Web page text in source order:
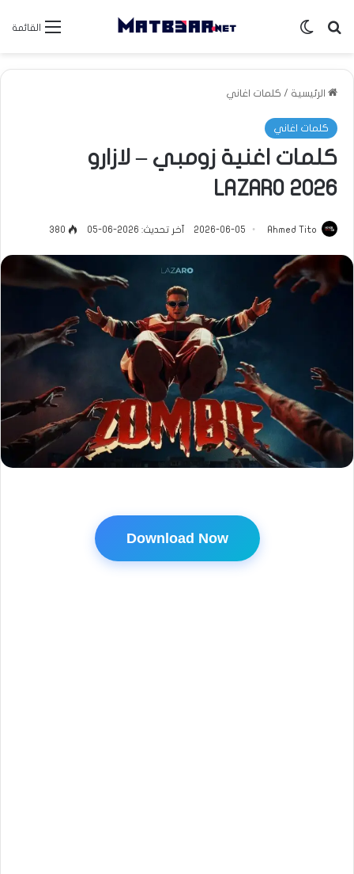
القائمة بحث عنالوضع المظلم
الرئيسية / كلمات اغاني
كلمات اغاني
كلمات اغنية زومبي – لازارو
LAZARO 2026
Ahmed Tito
2026-06-05 آخر تحديث: 2026-06-05 380
Download Now